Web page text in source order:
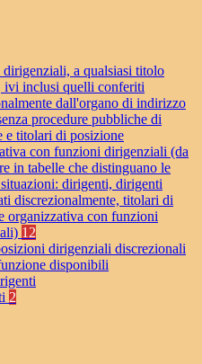
a qualsiasi titolo
ivi inclusi quelli conferiti
dall'organo di indirizzo
procedure pubbliche di
e titolari di posizione
con funzioni dirigenziali (da
in tabelle che distinguano le
dirigenti, dirigenti
discrezionalmente, titolari di
organizzativa con funzioni
12
dirigenziali discrezionali
disponibili
2